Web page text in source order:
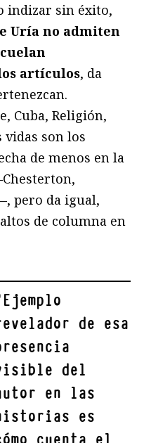
indizar sin éxito,
Uría no admiten
artículos, da
Cuba, Religión,
vidas son los
de menos en la
pero da igual,
de columna en
Ejemplo
de esa
del
en las
es